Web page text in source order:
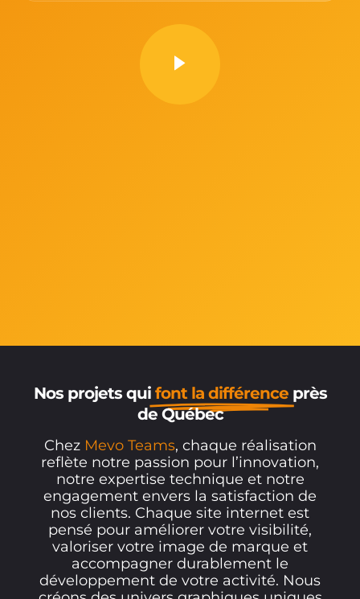
Nos projets qui font la différence près
de Québec
Chez Mevo Teams, chaque réalisation
reflète notre passion pour l’innovation,
notre expertise technique et notre
engagement envers la satisfaction de
nos clients. Chaque site internet est
pensé pour améliorer votre visibilité,
valoriser votre image de marque et
accompagner durablement le
développement de votre activité. Nous